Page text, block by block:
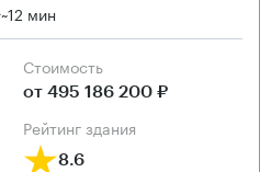
~12 мин
Cтоимость
от 495 186 200 ₽
рейтинг здания
8.6